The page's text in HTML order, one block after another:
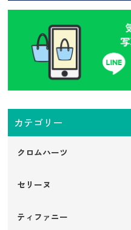
カテゴリー
クロムハーツ
セリーヌ
ティファニー